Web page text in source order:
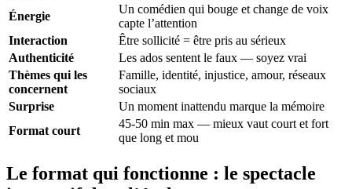
Énergie
Un comédien qui bouge et change de voix
capte l’attention
Interaction
Être sollicité = être pris au sérieux
Authenticité
Les ados sentent le faux — soyez vrai
Thèmes qui les
concernent
Famille, identité, injustice, amour, réseaux
sociaux
Surprise
Un moment inattendu marque la mémoire
Format court
45-50 min max — mieux vaut court et fort
que long et mou
Le format qui fonctionne : le spectacle